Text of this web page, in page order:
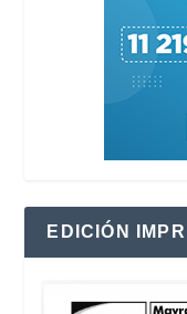
EDICIÓN